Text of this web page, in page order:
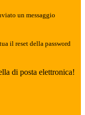
un messaggio
il reset della password
di posta elettronica!